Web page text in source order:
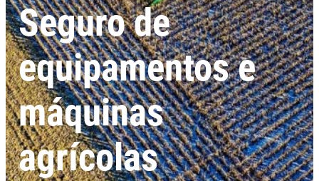
Seguro de
equipamentos e
máquinas
agrícolas